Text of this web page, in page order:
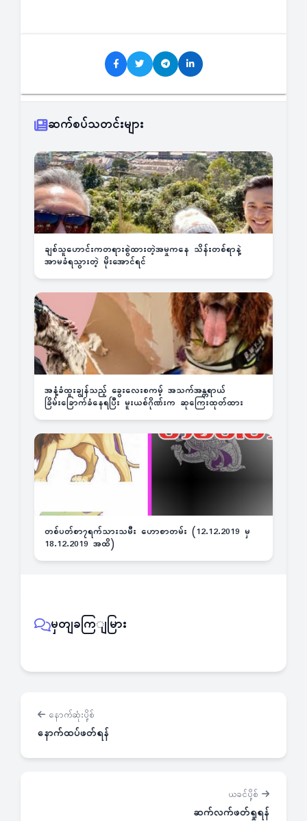
ဆက်စပ်သတင်းများ
ချစ်သူဟောင်းကတရားစွဲထားတဲ့အမှုကနေ သိန်းတစ်ရာနဲ့
အာမခံရသွားတဲ့ မိုးအောင်ရင်
အနံ့ခံထူးချွန်သည့် ခွေးလေးစကမ့် အသက်အန္တရာယ်
ခြိမ်းခြောက်ခံနေရပြီး မူးယစ်ဂိုဏ်းက ဆုကြေးထုတ်ထား
တစ်ပတ်စာ၇ရက်သားသမီး ဟောစာတမ်း (12.12.2019 မှ
18.12.2019 အထိ)
မှတျခကြျမြား
နောက်ဆုံးပို့စ်
နောက်ထပ်ဖတ်ရန်
ယခင်ပို့စ်
ဆက်လက်ဖတ်ရှုရန်